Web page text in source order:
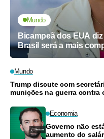
Mundo
Bicampeã dos EUA
Brasil será a mais
Mundo
Trump discute com
munições na guerra contra
Economia
Governo não
aumento do